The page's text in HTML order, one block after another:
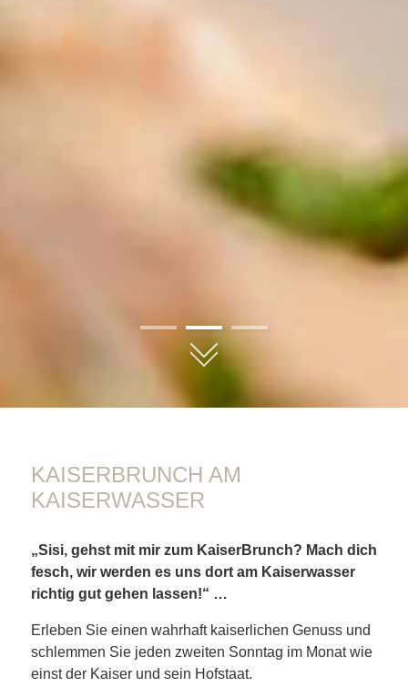
02
KAISERBRUNCH AM
KAISERWASSER
„Sisi, gehst mit mir zum KaiserBrunch? Mach dich
fesch, wir werden es uns dort am Kaiserwasser
richtig gut gehen lassen!“ …
Erleben Sie einen wahrhaft kaiserlichen Genuss und
schlemmen Sie jeden zweiten Sonntag im Monat wie
einst der Kaiser und sein Hofstaat.